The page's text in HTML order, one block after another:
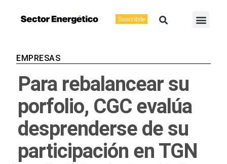
Suscribite Buscar
EMPRESAS
Para rebalancear su
porfolio, CGC evalúa
desprenderse de su
participación en TGN